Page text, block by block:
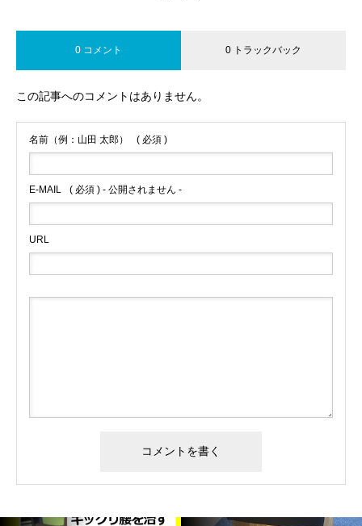
0 コメント 0 トラックバック
この記事へのコメントはありません。
名前（例：山田 太郎） ( 必須 )
E-MAIL ( 必須 ) - 公開されません -
URL